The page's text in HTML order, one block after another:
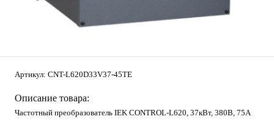
Артикул: CNT-L620D33V37-45TE
Описание товара:
Частотный преобразователь IEK CONTROL-L620, 37кВт, 380В, 75А